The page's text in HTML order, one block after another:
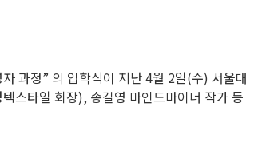
과정” 의 입학식이 지난 4월 2일(수) 서울대
스타일 회장), 송길영 마인드마이너 작가 등